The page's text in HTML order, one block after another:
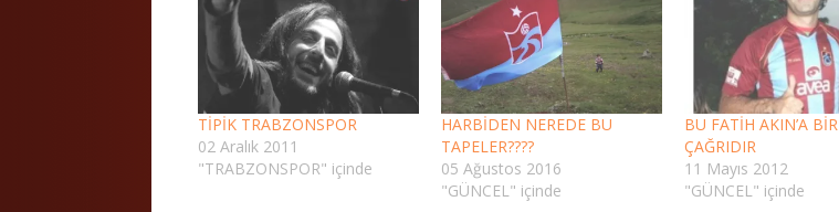
TİPİK TRABZONSPOR
02 Aralık 2011
"TRABZONSPOR" içinde
HARBİDEN NEREDE BU
TAPELER????
05 Ağustos 2016
"GÜNCEL" içinde
BU FATİH AKIN’A BİR
ÇAĞRIDIR
11 Mayıs 2012
"GÜNCEL" içinde